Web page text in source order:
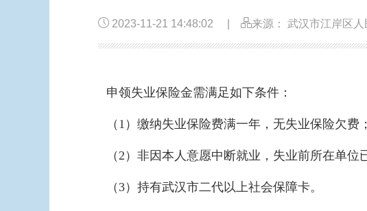
2023-11-21 14:48:02 来源： 武汉市江岸区人
申领失业保险金需满足如下条件：
（1）缴纳失业保险费满一年，无失业保险欠费；
（2）非因本人意愿中断就业，失业前所在单位
（3）持有武汉市二代以上社会保障卡。